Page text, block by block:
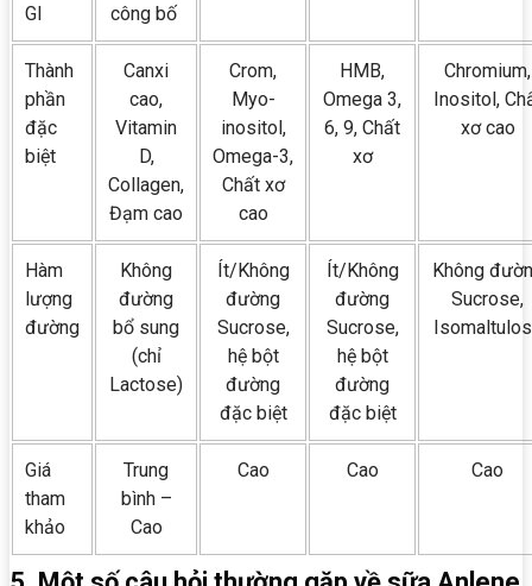
GI
công bố
Thành
phần
đặc
biệt
Canxi
cao,
Vitamin
D,
Collagen,
Đạm cao
Crom,
Myo-
inositol,
Omega-3,
Chất xơ
cao
HMB,
Omega 3,
6, 9, Chất
xơ
Chromium,
Inositol,
xơ cao
Hàm
lượng
đường
Không
đường
bổ sung
(chỉ
Lactose)
Ít/Không
đường
Sucrose,
hệ bột
đường
đặc biệt
Ít/Không
đường
Sucrose,
hệ bột
đường
đặc biệt
Không
Sucrose,
Giá
tham
khảo
Trung
bình –
Cao
Cao Cao Cao